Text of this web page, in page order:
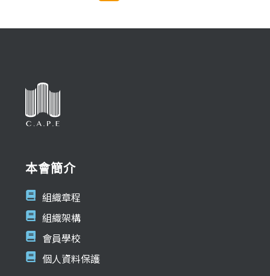
本會簡介
組織章程
組織架構
會員學校
個人資料保護